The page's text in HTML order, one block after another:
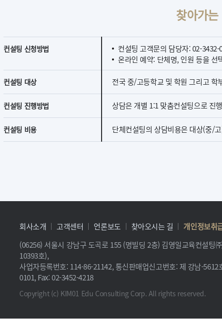
찾아가
컨설팅 신청방법
컨설팅 고객문의 담당자: 02-
온라인 예약: 단체명, 인원 등을 선
컨설팅 대상 전국 중/고등학교 및 학원 그리고 학
컨설팅 진행방법 상담은 개별 1:1 맞춤컨설팅으로 진
컨설팅 비용 단체컨설팅의 상담비용은 대상(중/
회사소개 고객센터 언론보도 찾아오시는 길
개인정보취
(06256) 서울시 강남구 도곡로 155 (명빌딩 2층) 김영일교육컨설팅
10393호),
사업자등록번호: 114-86-21142, 통신판매업신고번호: 제 강남-
0101, Fax: 02-3452-4218
Copyright (c) KIM01 Edu Consulting Corp. All rights reserved.